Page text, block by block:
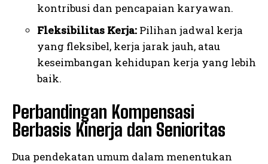
kontribusi dan pencapaian karyawan.
Fleksibilitas Kerja: Pilihan jadwal kerja
yang fleksibel, kerja jarak jauh, atau
keseimbangan kehidupan kerja yang lebih
baik.
Perbandingan Kompensasi
Berbasis Kinerja dan Senioritas
Dua pendekatan umum dalam menentukan